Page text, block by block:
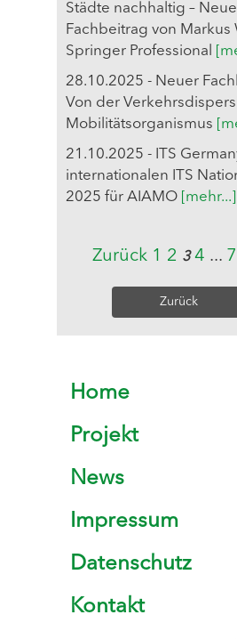
Städte nachhaltig –
Fachbeitrag von Markus
Springer Professional
28.10.2025 - Neuer
Von der
Mobilitätsorganismus
21.10.2025 - ITS
internationalen ITS
2025 für AIAMO [mehr...]
Zurück 1 2 3 4 ... 7
Zurück
Home
Projekt
News
Impressum
Datenschutz
Kontakt